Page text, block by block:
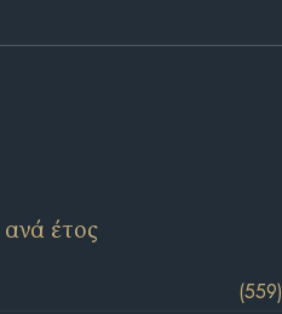
ανά έτος
(559)